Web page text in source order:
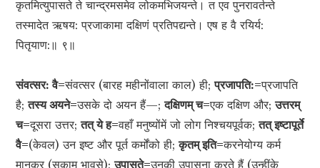
कृतमित्युपासते ते चान्द्रमसमेव लोकमभिजयन्ते। त एव पुनरावर्तन्ते
तस्मादेत ऋषय: प्रजाकामा दक्षिणं प्रतिपद्यन्ते। एष ह वै रयिर्य:
पितृयाण:॥ ९॥
संवत्सर: वै=संवत्सर (बारह महीनोंवाला काल) ही;प्रजापति:=प्रजापति
है;तस्य अयने=उसके दो अयन हैं—;दक्षिणम् च=एक दक्षिण और;उत्तरम्
च=दूसरा उत्तर;तत् ये ह=वहाँ मनुष्योंमें जो लोग निश्चयपूर्वक;तत् इष्टापूर्ते
वै=(केवल) उन इष्ट और पूर्त कर्मोंको ही;कृतम् इति=करनेयोग्य कर्म
मानकर (सकाम भावसे);उपासते=उनकी उपासना करते हैं (उन्हींके